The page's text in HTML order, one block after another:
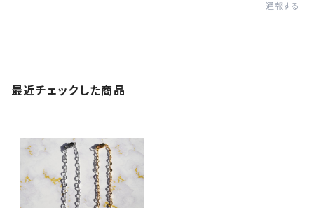
通報する
最近チェックした商品